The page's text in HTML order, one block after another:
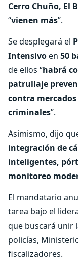
Cerro Chuño, El
“vienen más”.
Se desplegará el
Intensivoen 50
de ellos “habrá
patrullaje
contra
criminales”.
Asimismo, dijo
integración de
inteligentes,
monitoreo
El mandatario
tarea bajo el
que buscará unir
policías,
fiscalizadores.